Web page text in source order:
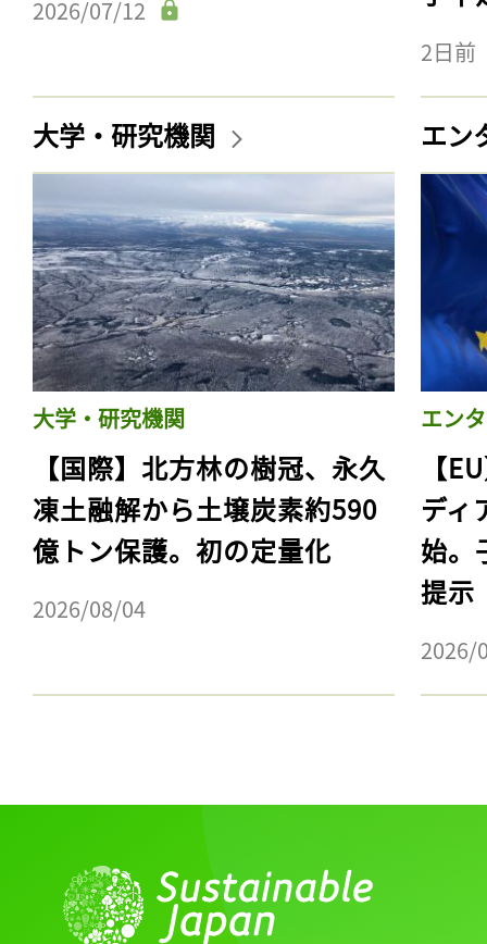
2026/07/12
2日前
大学・研究機関
大学・研究機関
【国際】北方林の樹冠、永久
凍土融解から土壌炭素約590
億トン保護。初の定量化
2026/08/04
エン
エン
【
ディ
始。
提示
2026/